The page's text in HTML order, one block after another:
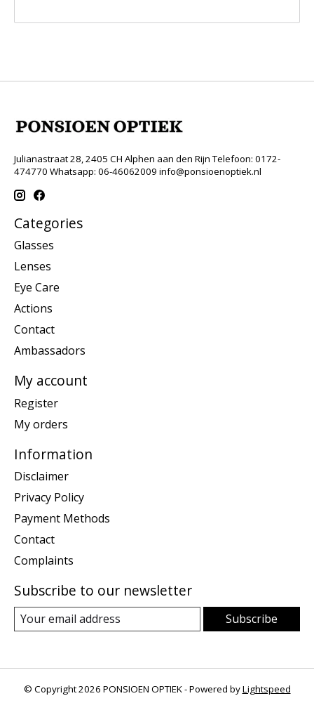
Julianastraat 28, 2405 CH Alphen aan den Rijn Telefoon: 0172-
474770 Whatsapp: 06-46062009 info@ponsioenoptiek.nl
Categories
Glasses
Lenses
Eye Care
Actions
Contact
Ambassadors
My account
Register
My orders
Information
Disclaimer
Privacy Policy
Payment Methods
Contact
Complaints
Subscribe to our newsletter
Subscribe
© Copyright 2026 PONSIOEN OPTIEK - Powered byLightspeed